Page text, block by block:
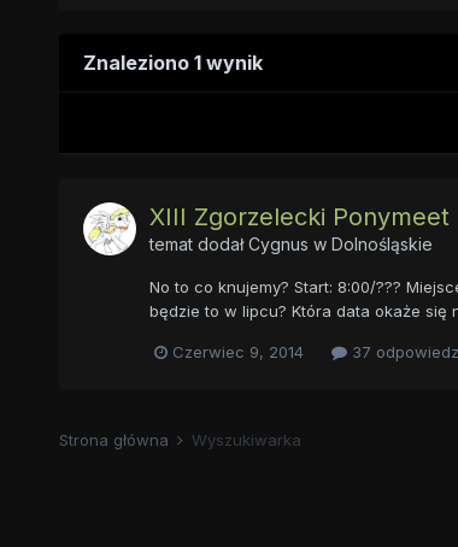
Znaleziono 1 wynik
XIII Zgorzelecki Ponymeet
temat dodałCygnus w Dolnośląskie
No to co knujemy? Start: 8:00/???
będzie to w lipcu? Która data okaże się
Czerwiec 9, 2014 37
Strona główna Wyszukiwarka